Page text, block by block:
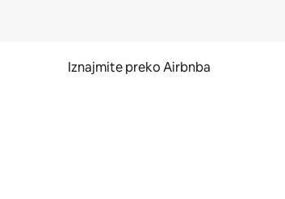
Iznajmite preko Airbnba